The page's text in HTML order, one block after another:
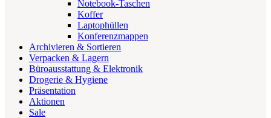
Notebook-Taschen
Koffer
Laptophüllen
Konferenzmappen
Archivieren & Sortieren
Verpacken & Lagern
Büroausstattung & Elektronik
Drogerie & Hygiene
Präsentation
Aktionen
Sale